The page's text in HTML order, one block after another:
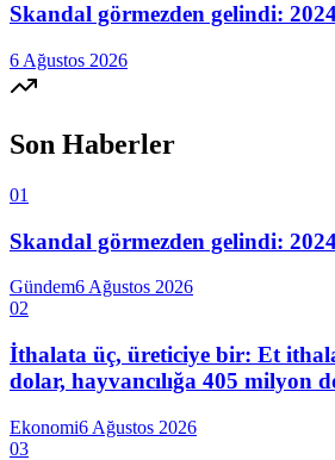
Skandal görmezden gelindi:
6 Ağustos 2026
Son Haberler
01
Skandal görmezden gelindi:
Gündem6 Ağustos 2026
02
İthalata üç, üreticiye bir: Et
dolar, hayvancılığa 405 milyon
Ekonomi6 Ağustos 2026
03